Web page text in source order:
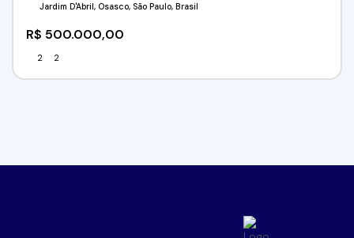
R$ 500.000,00
Jardim D'Abril, Osasco, São Paulo, Brasil
2 2